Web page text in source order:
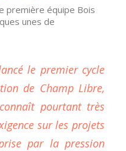
première équipe Bois
unes de
le premier cycle
de Champ Libre,
pourtant très
sur les projets
par la pression